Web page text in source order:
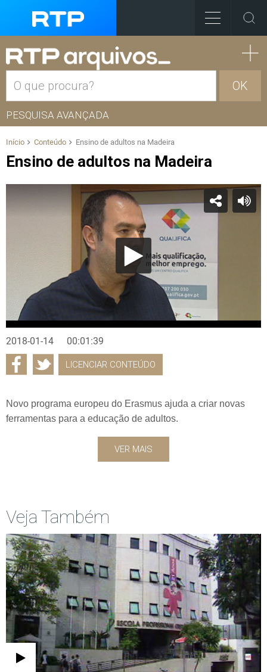
OK
PESQUISA AVANÇADA
Início Conteúdo Ensino de adultos na Madeira
Ensino de adultos na Madeira
2018-01-14 00:01:39
LICENCIAR CONTEÚDO
Novo programa europeu do Erasmus ajuda a criar novas
ferramentas para a educação de adultos.
VER MAIS
Veja Também